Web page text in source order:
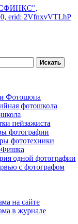
erid: 2VfnxvVTLhP
Искать
Фотошопа
фотошкола
пейзажиста
фотографии
фототехники
одной фотографии
с фотографом
на сайте
в журнале